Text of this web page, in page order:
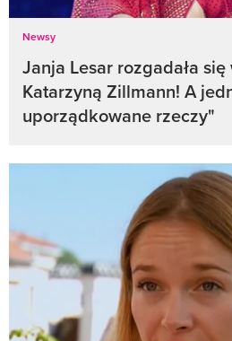
Newsy
Janja Lesar rozgadała
Katarzyną Zillmann! A
uporządkowane rzeczy"